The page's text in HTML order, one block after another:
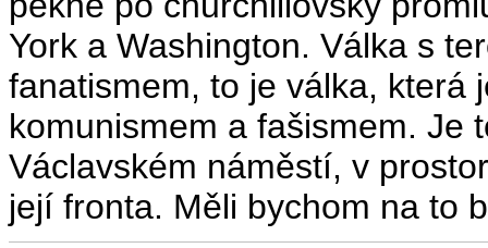
York a Washington. Válka s
fanatismem, to je válka, která
komunismem a fašismem. Je
Václavském náměstí, v
její fronta. Měli bychom na to